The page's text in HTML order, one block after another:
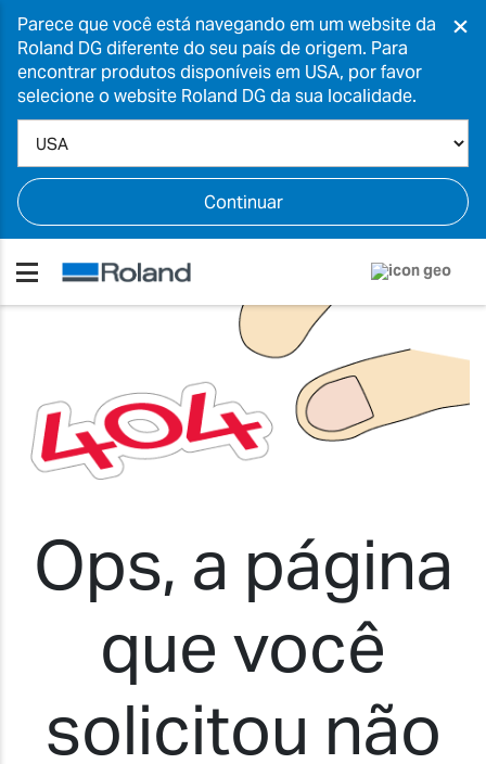
Parece que você está navegando em um website da
Roland DG diferente do seu país de origem. Para
encontrar produtos disponíveis em USA, por favor
selecione o website Roland DG da sua localidade.
Continuar
×
Ops, a página
que você
solicitou não